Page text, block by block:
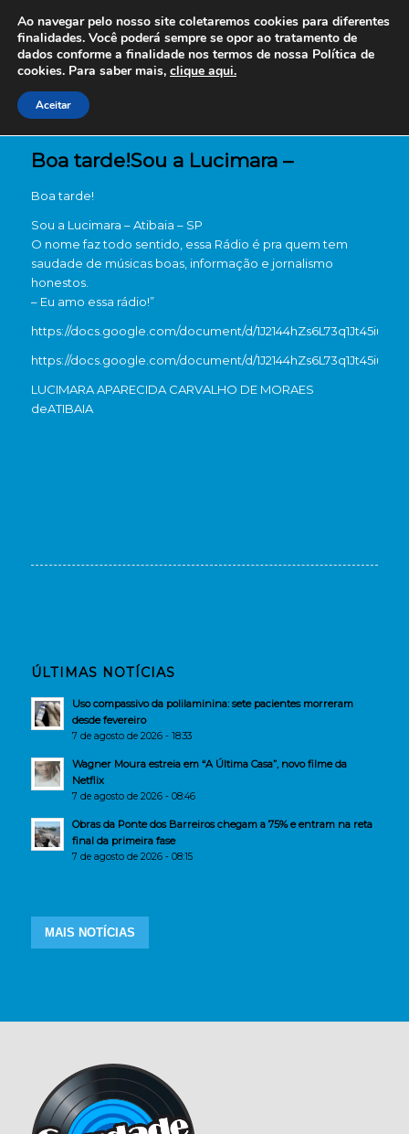
Boa tarde!Sou a Lucimara –
Boa tarde!
Sou a Lucimara – Atibaia – SP
O nome faz todo sentido, essa Rádio é pra quem tem
saudade de músicas boas, informação e jornalismo
honestos.
– Eu amo essa rádio!”
https://docs.google.com/document/d/
https://docs.google.com/document/d/
LUCIMARA APARECIDA CARVALHO DE MORAES
deATIBAIA
ÚLTIMAS NOTÍCIAS
Uso compassivo da polilaminina: sete pacientes morreram
desde fevereiro
7 de agosto de 2026 - 18:33
Wagner Moura estreia em “A Última Casa”, novo filme da
Netflix
7 de agosto de 2026 - 08:46
Obras da Ponte dos Barreiros chegam a 75% e entram na reta
final da primeira fase
7 de agosto de 2026 - 08:15
MAIS NOTÍCIAS
Ao navegar pelo nosso site coletaremos cookies para diferentes
finalidades. Você poderá sempre se opor ao tratamento de
dados conforme a finalidade nos termos de nossa Política de
cookies. Para saber mais, clique aqui.
Aceitar